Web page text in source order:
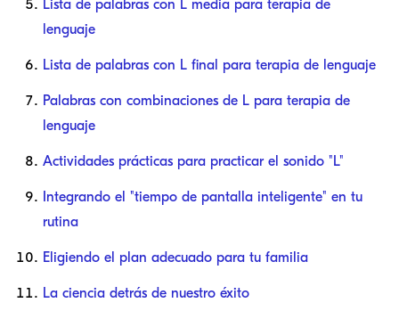
Lista de palabras con L media para terapia de
lenguaje
Lista de palabras con L final para terapia de lenguaje
Palabras con combinaciones de L para terapia de
lenguaje
Actividades prácticas para practicar el sonido "L"
Integrando el "tiempo de pantalla inteligente" en tu
rutina
Eligiendo el plan adecuado para tu familia
La ciencia detrás de nuestro éxito